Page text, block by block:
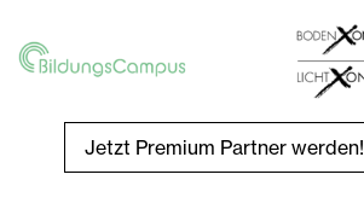
Jetzt Premium Partner werden!